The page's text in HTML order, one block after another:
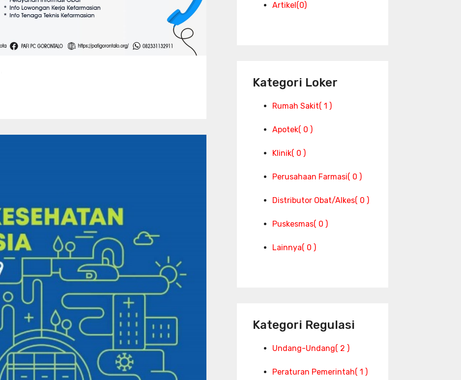
Artikel(0)
Kategori Loker
Rumah Sakit( 1 )
Apotek( 0 )
Klinik( 0 )
Perusahaan Farmasi( 0 )
Distributor Obat/Alkes( 0 )
Puskesmas( 0 )
Lainnya( 0 )
Kategori Regulasi
Undang-Undang( 2 )
Peraturan Pemerintah( 1 )